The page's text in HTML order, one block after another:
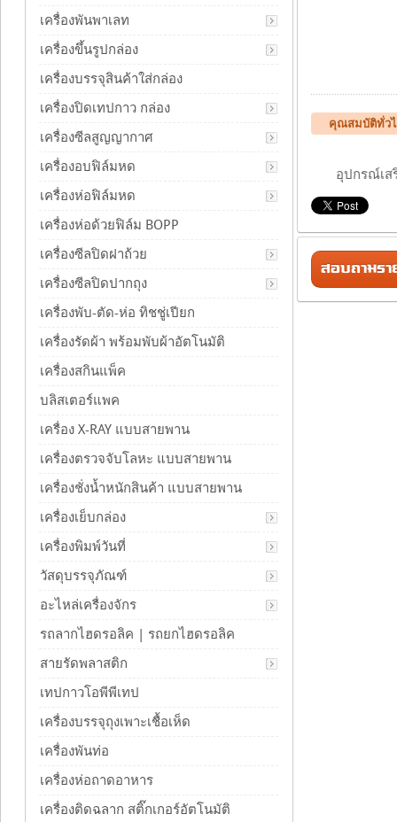
คุณสมบัติทั่วไ
อุปกรณ์เสริม
สอบถามรา
เครื่องพันพาเลท
เครื่องขึ้นรูปกล่อง
เครื่องบรรจุสินค้าใส่กล่อง
เครื่องปิดเทปกาว กล่อง
เครื่องซีลสูญญากาศ
เครื่องอบฟิล์มหด
เครื่องห่อฟิล์มหด
เครื่องห่อด้วยฟิล์ม BOPP
เครื่องซีลปิดฝาถ้วย
เครื่องซีลปิดปากถุง
เครื่องพับ-ตัด-ห่อ ทิชชู่เปียก
เครื่องรัดผ้า พร้อมพับผ้าอัตโนมัติ
เครื่องสกินแพ็ค
บลิสเตอร์แพค
เครื่อง X-RAY แบบสายพาน
เครื่องตรวจจับโลหะ แบบสายพาน
เครื่องชั่งน้ำหนักสินค้า แบบสายพาน
เครื่องเย็บกล่อง
เครื่องพิมพ์วันที่
วัสดุบรรจุภัณฑ์
อะไหล่เครื่องจักร
รถลากไฮดรอลิค | รถยกไฮดรอลิค
สายรัดพลาสติก
เทปกาวโอพีพีเทป
เครื่องบรรจุถุงเพาะเชื้อเห็ด
เครื่องพันท่อ
เครื่องห่อถาดอาหาร
เครื่องติดฉลาก สติ๊กเกอร์อัตโนมัติ